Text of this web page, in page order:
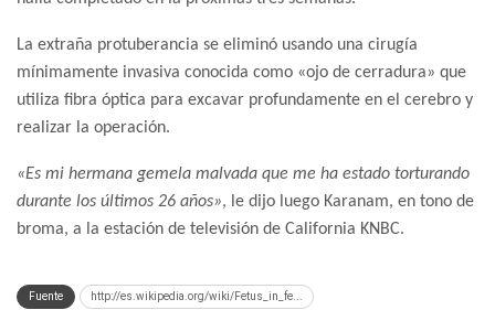
La extraña protuberancia se eliminó usando una cirugía
mínimamente invasiva conocida como «ojo de cerradura» que
utiliza fibra óptica para excavar profundamente en el cerebro y
realizar la operación.
«Es mi hermana gemela malvada que me ha estado torturando
durante los últimos 26 años», le dijo luego Karanam, en tono de
broma, a la estación de televisión de California KNBC.
Fuente http://es.wikipedia.org/wiki/Fetus_in_fe...